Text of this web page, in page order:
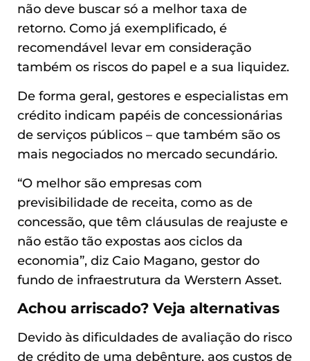
não deve buscar só a melhor taxa de
retorno. Como já exemplificado, é
recomendável levar em consideração
também os riscos do papel e a sua liquidez.
De forma geral, gestores e especialistas em
crédito indicam papéis de concessionárias
de serviços públicos – que também são os
mais negociados no mercado secundário.
“O melhor são empresas com
previsibilidade de receita, como as de
concessão, que têm cláusulas de reajuste e
não estão tão expostas aos ciclos da
economia”, diz Caio Magano, gestor do
fundo de infraestrutura da Werstern Asset.
Achou arriscado? Veja alternativas
Devido às dificuldades de avaliação do risco
de crédito de uma debênture, aos custos de